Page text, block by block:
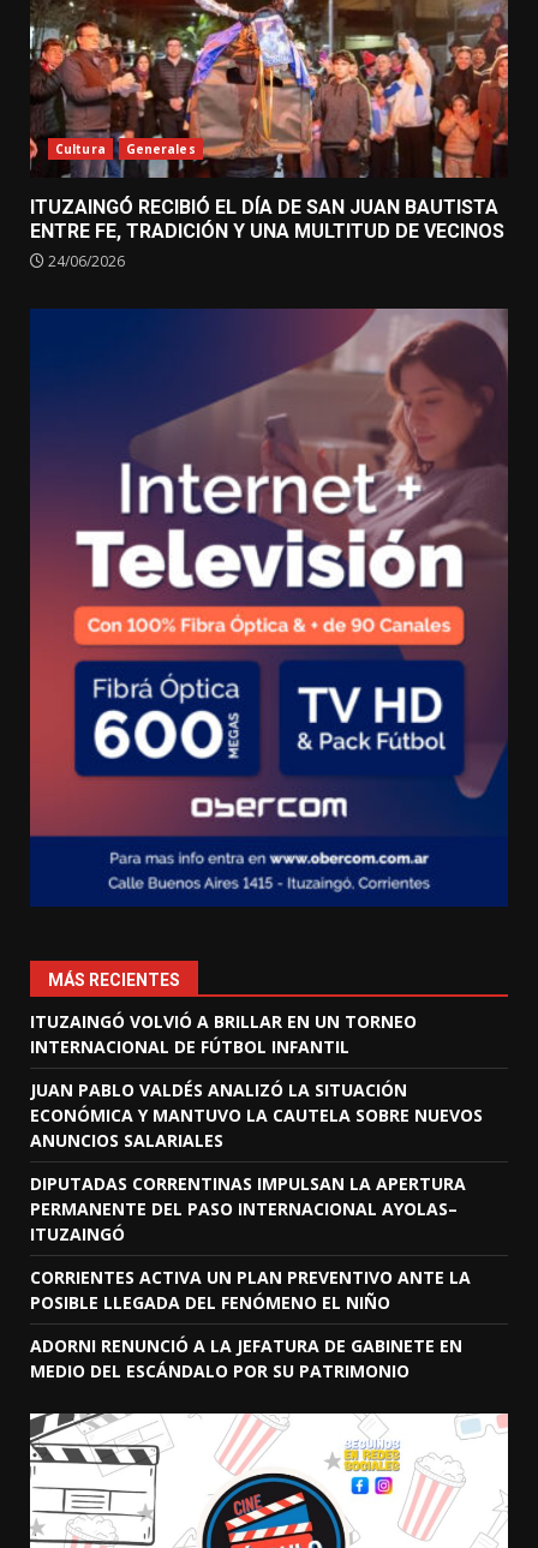
Cultura Generales
ITUZAINGÓ RECIBIÓ EL DÍA DE SAN JUAN BAUTISTA
ENTRE FE, TRADICIÓN Y UNA MULTITUD DE VECINOS
24/06/2026
MÁS RECIENTES
ITUZAINGÓ VOLVIÓ A BRILLAR EN UN TORNEO
INTERNACIONAL DE FÚTBOL INFANTIL
JUAN PABLO VALDÉS ANALIZÓ LA SITUACIÓN
ECONÓMICA Y MANTUVO LA CAUTELA SOBRE NUEVOS
ANUNCIOS SALARIALES
DIPUTADAS CORRENTINAS IMPULSAN LA APERTURA
PERMANENTE DEL PASO INTERNACIONAL AYOLAS–
ITUZAINGÓ
CORRIENTES ACTIVA UN PLAN PREVENTIVO ANTE LA
POSIBLE LLEGADA DEL FENÓMENO EL NIÑO
ADORNI RENUNCIÓ A LA JEFATURA DE GABINETE EN
MEDIO DEL ESCÁNDALO POR SU PATRIMONIO